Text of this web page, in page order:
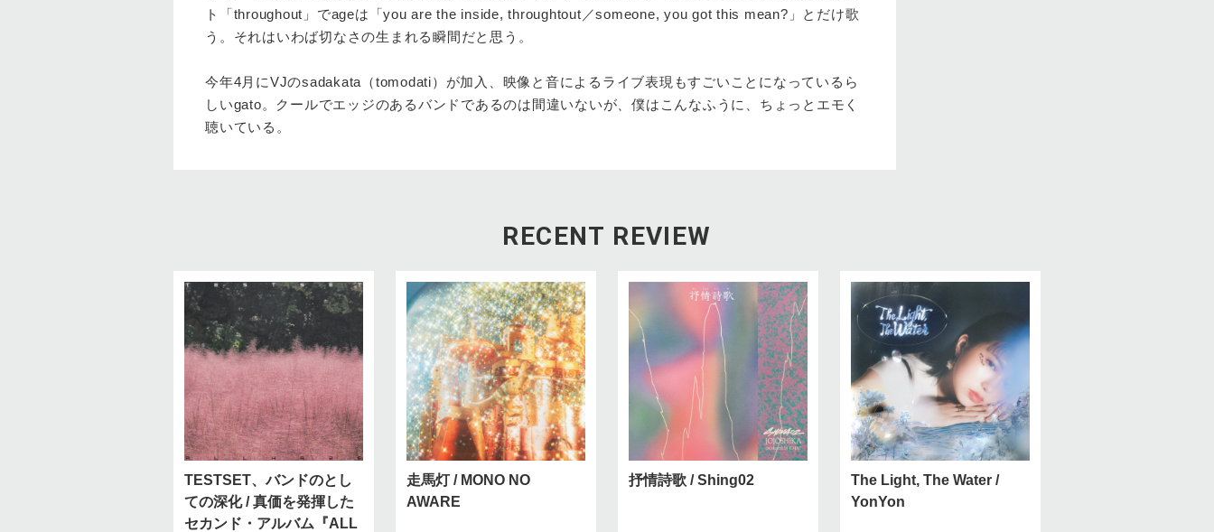
ト「throughout」でageは「you are the inside, throughtout／someone, you got this mean?」とだけ歌
う。それはいわば切なさの生まれる瞬間だと思う。
今年4月にVJのsadakata（tomodati）が加入、映像と音によるライブ表現もすごいことになっているら
しいgato。クールでエッジのあるバンドであるのは間違いないが、僕はこんなふうに、ちょっとエモく
聴いている。
RECENT REVIEW
TESTSET、バンドのとし
ての深化 / 真価を発揮した
セカンド・アルバム『ALL
走馬灯 / MONO NO
AWARE
抒情詩歌 / Shing02
The Light, The Water /
YonYon